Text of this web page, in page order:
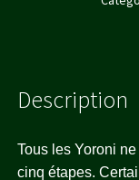
Description
Tous les Yoroni
cinq étapes.